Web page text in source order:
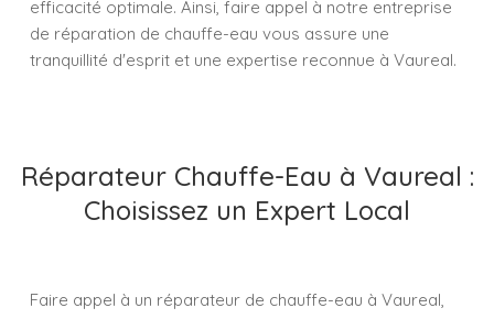
efficacité optimale. Ainsi, faire appel à notre entreprise
de réparation de chauffe-eau vous assure une
tranquillité d'esprit et une expertise reconnue à Vaureal.
Réparateur Chauffe-Eau à Vaureal :
Choisissez un Expert Local
Faire appel à un réparateur de chauffe-eau à Vaureal,